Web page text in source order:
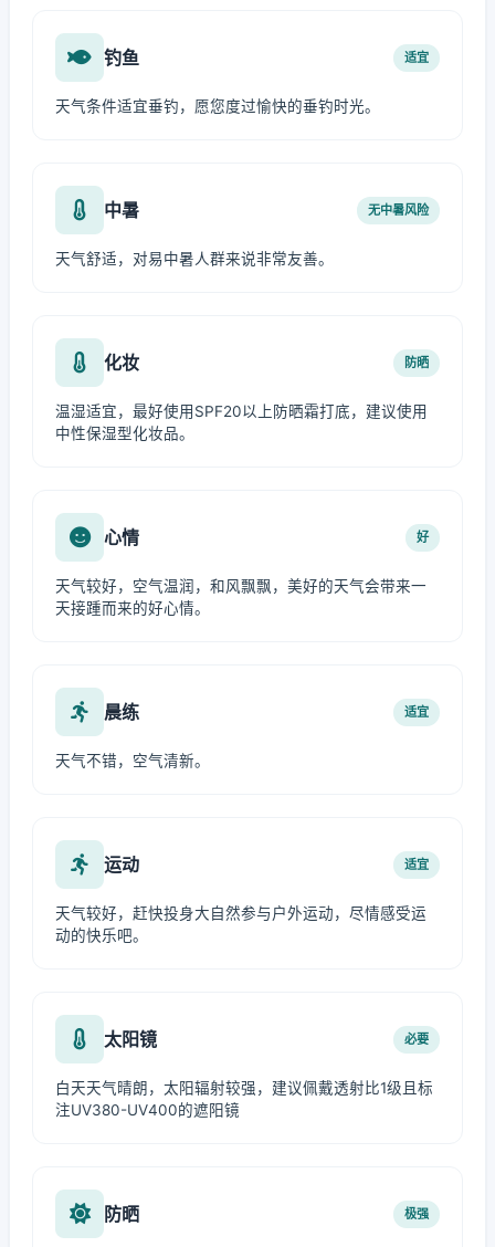
钓鱼 适宜
天气条件适宜垂钓，愿您度过愉快的垂钓时光。
中暑 无中暑风险
天气舒适，对易中暑人群来说非常友善。
化妆 防晒
温湿适宜，最好使用SPF20以上防晒霜打底，建议使用
中性保湿型化妆品。
心情 好
天气较好，空气温润，和风飘飘，美好的天气会带来一
天接踵而来的好心情。
晨练 适宜
天气不错，空气清新。
运动 适宜
天气较好，赶快投身大自然参与户外运动，尽情感受运
动的快乐吧。
太阳镜 必要
白天天气晴朗，太阳辐射较强，建议佩戴透射比1级且标
注UV380-UV400的遮阳镜
防晒 极强